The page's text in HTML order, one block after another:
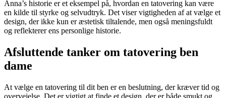
Anna’s historie er et eksempel på, hvordan en tatovering kan være
en kilde til styrke og selvudtryk. Det viser vigtigheden af at vælge et
design, der ikke kun er æstetisk tiltalende, men også meningsfuldt
og reflekterer ens personlige historie.
Afsluttende tanker om tatovering ben
dame
At vælge en tatovering til dit ben er en beslutning, der kræver tid og